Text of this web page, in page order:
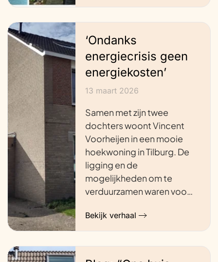
‘Ondanks
energiecrisis geen
energiekosten’
13 maart 2026
Samen met zijn twee
dochters woont Vincent
Voorheijen in een mooie
hoekwoning in Tilburg. De
ligging en de
mogelijkheden om te
verduurzamen waren voo…
Bekijk verhaal